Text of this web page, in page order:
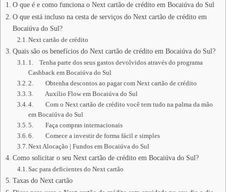
O que é e como funciona o Next cartão de crédito em Bocaiúva do Sul
O que está incluso na cesta de serviços do Next cartão de crédito em
Bocaiúva do Sul?
Next cartão de crédito
Quais são os benefícios do Next cartão de crédito em Bocaiúva do Sul?
1. Tenha parte dos seus gastos devolvidos através do programa
Cashback em Bocaiúva do Sul
2. Obtenha descontos ao pagar com Next cartão de crédito
3. Auxílio Flow em Bocaiúva do Sul
4. Com o Next cartão de crédito você tem tudo na palma da mão
em Bocaiúva do Sul
5. Faça compras internacionais
6. Comece a investir de forma fácil e simples
Next Alocação | Fundos em Bocaiúva do Sul
Como solicitar o seu Next cartão de crédito em Bocaiúva do Sul?
Sac para deficientes do Next cartão
Taxas do Next cartão